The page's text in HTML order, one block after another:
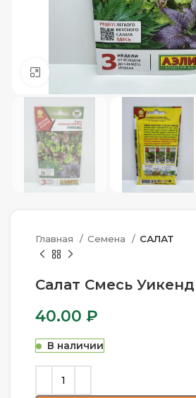
Нажмите, чтобы увеличить
Главная Семена САЛАТ
Салат Смесь
40.00 ₽
В наличии